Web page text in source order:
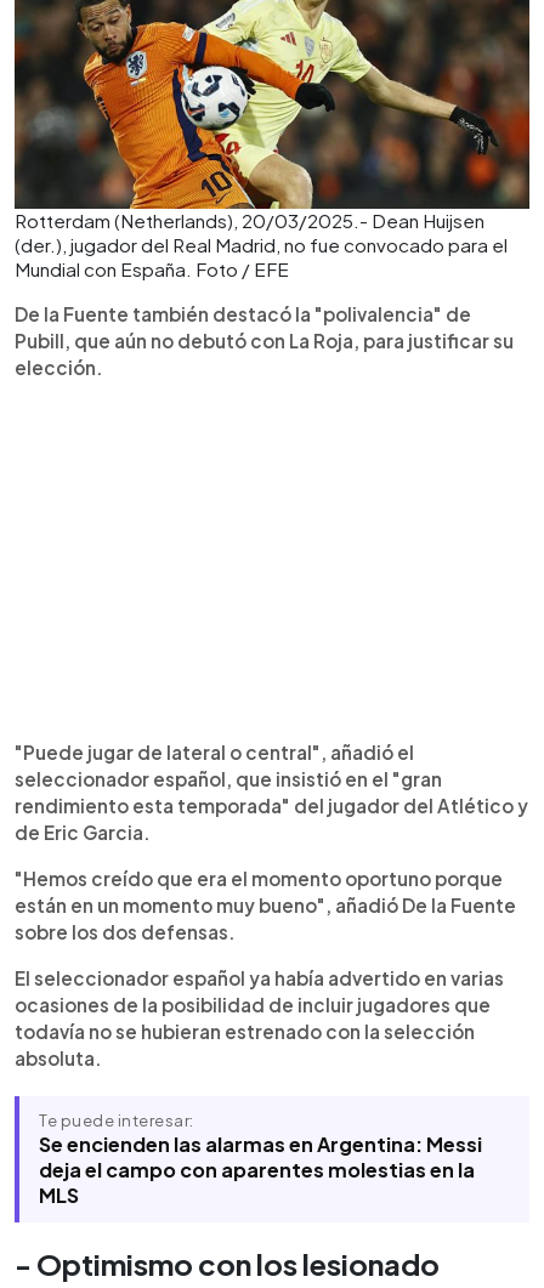
Rotterdam (Netherlands), 20/03/2025.- Dean Huijsen
(der.), jugador del Real Madrid, no fue convocado para el
Mundial con España. Foto / EFE
De la Fuente también destacó la "polivalencia" de
Pubill, que aún no debutó con La Roja, para justificar su
elección.
"Puede jugar de lateral o central", añadió el
seleccionador español, que insistió en el "gran
rendimiento esta temporada" del jugador del Atlético y
de Eric Garcia.
"Hemos creído que era el momento oportuno porque
están en un momento muy bueno", añadió De la Fuente
sobre los dos defensas.
El seleccionador español ya había advertido en varias
ocasiones de la posibilidad de incluir jugadores que
todavía no se hubieran estrenado con la selección
absoluta.
Te puede interesar:
Se encienden las alarmas en Argentina: Messi
deja el campo con aparentes molestias en la
MLS
- Optimismo con los lesionado